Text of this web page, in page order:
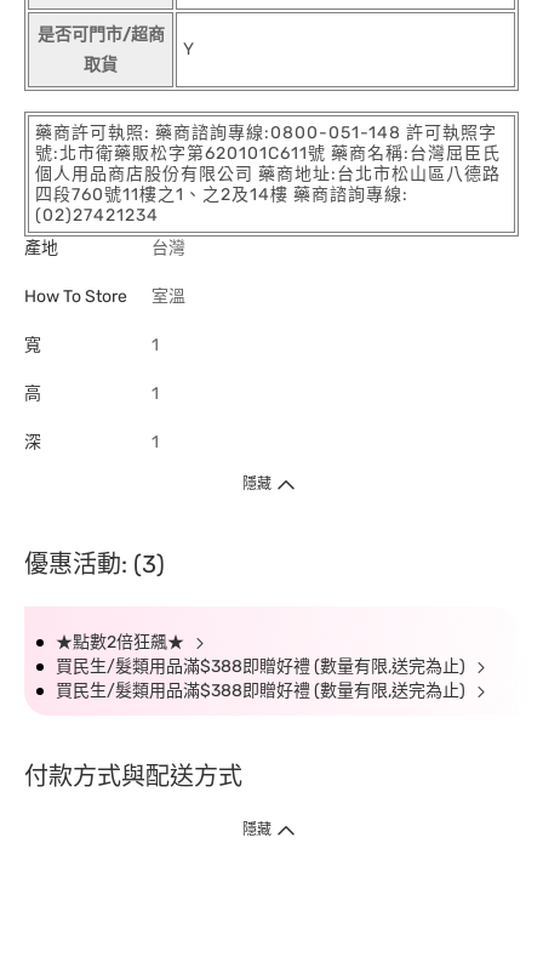
是否可門市/超商
取貨
Y
藥商許可執照: 藥商諮詢專線:0800-051-148 許可執照字
號:北市衛藥販松字第620101C611號 藥商名稱:台灣屈臣氏
個人用品商店股份有限公司 藥商地址:台北市松山區八德路
四段760號11樓之1、之2及14樓 藥商諮詢專線:
(02)27421234
產地
台灣
How To Store 室溫
寬 1
高 1
深 1
隱藏
優惠活動: (3)
★點數2倍狂飆★
買民生/髮類用品滿$388即贈好禮 (數量有限,送完為止)
買民生/髮類用品滿$388即贈好禮 (數量有限,送完為止)
付款方式與配送方式
隱藏